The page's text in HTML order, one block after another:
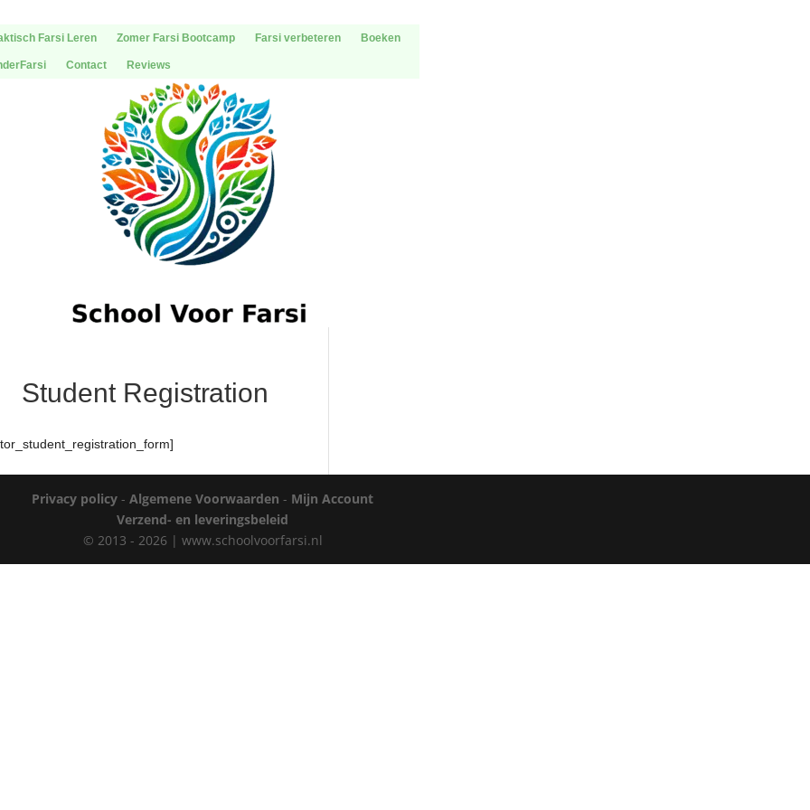
Farsi Leren Zomer Farsi Bootcamp Farsi verbeteren Boeken
Contact Reviews
Student Registration
Privacy policy - Algemene Voorwaarden - Mijn Account
Verzend- en leveringsbeleid
© 2013 - 2026 | www.schoolvoorfarsi.nl